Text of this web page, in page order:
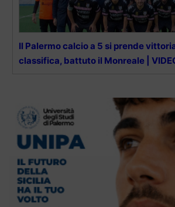
Il Palermo calcio a 5 si prende
classifica, battuto il Monreale |